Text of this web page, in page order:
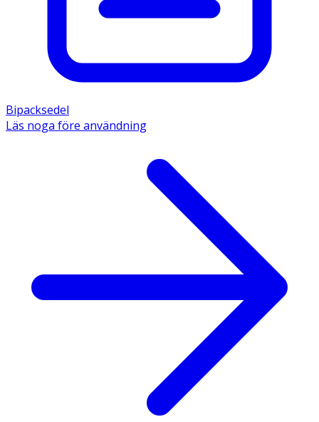
Bipacksedel
Läs noga före användning